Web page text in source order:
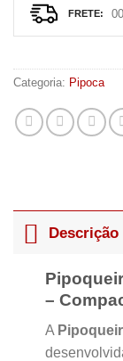
Categoria: Pipoca
Descrição
–
A